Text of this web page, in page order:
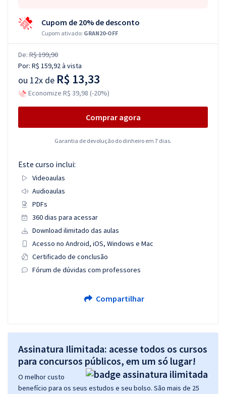
Cupom de 20% de desconto
Cupom ativado: GRAN20-OFF
De: R$ 199,90
Por: R$ 159,92à vista
ou 12x de R$ 13,33
Economize R$ 39,98 (-20%)
Comprar agora
Garantia de devolução do dinheiro em 7 dias.
Este curso inclui:
Videoaulas
Audioaulas
PDFs
360 dias para acessar
Download ilimitado das aulas
Acesso no Android, iOS, Windows e Mac
Certificado de conclusão
Fórum de dúvidas com professores
Compartilhar
Assinatura Ilimitada: acesse todos os cursos
para concursos públicos, em um só lugar!
O melhor custo
benefício para os seus estudos e seu bolso. São mais de 25